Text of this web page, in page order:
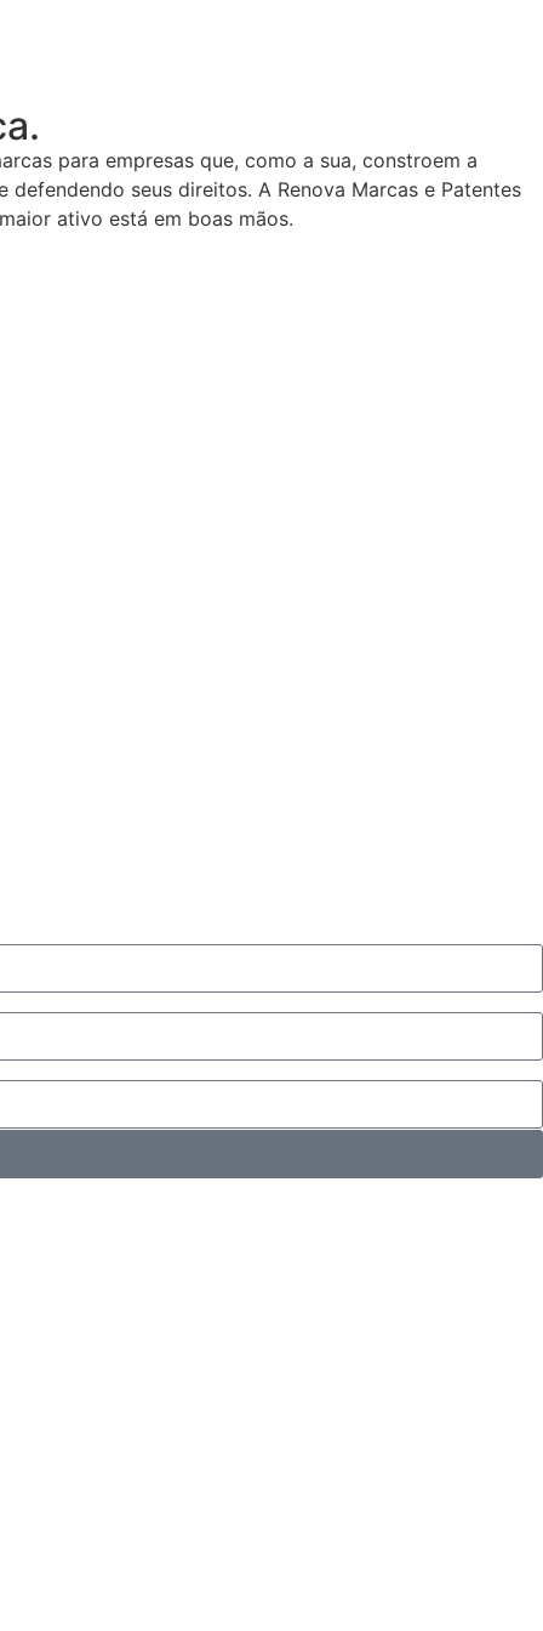
para empresas que, como a sua, constroem a
seus direitos. A Renova Marcas e Patentes
ativo está em boas mãos.